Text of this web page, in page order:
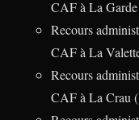
CAF à La
Recours
CAF à La
Recours
CAF à La Crau